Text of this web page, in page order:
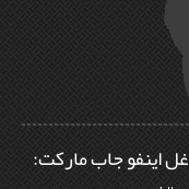
اینفو جاب مارکت: